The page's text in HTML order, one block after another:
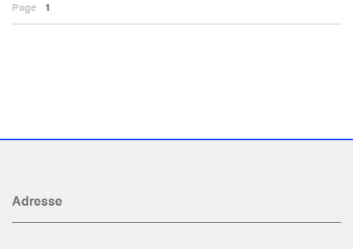
Page 1
Adresse